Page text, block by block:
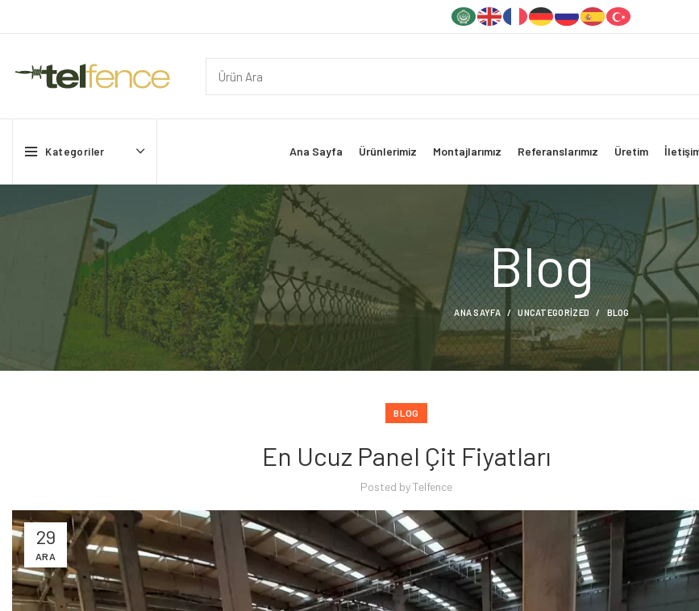
Kategoriler Ana Sayfa Ürünlerimiz Montajlarımız Referanslarımız Üretim
Blog
ANA SAYFA UNCATEGORIZED BLOG
BLOG
En Ucuz Panel Çit Fiyatları
Posted byTelfence
29
ARA